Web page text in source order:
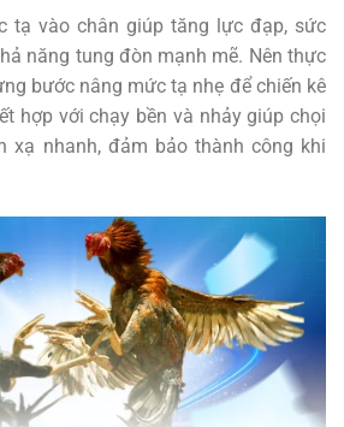
tạ vào chân giúp tăng lực đạp, sức
năng tung đòn mạnh mẽ. Nên thực
bước nâng mức tạ nhẹ để chiến kê
hợp với chạy bền và nhảy giúp chọi
xạ nhanh, đảm bảo thành công khi